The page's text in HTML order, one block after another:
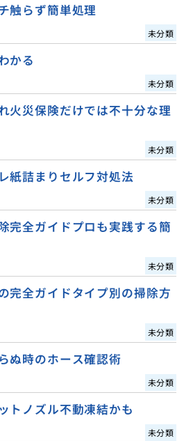
触らず簡単処理
未分類
かる
未分類
火災保険だけでは不十分な理
未分類
紙詰まりセルフ対処法
未分類
完全ガイドプロも実践する簡
未分類
完全ガイドタイプ別の掃除方
未分類
ぬ時のホース確認術
未分類
トノズル不動凍結かも
未分類